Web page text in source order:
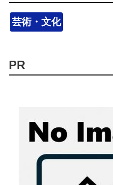
芸術・文化
PR